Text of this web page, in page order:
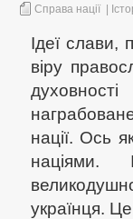
Справа нації
Ідеї слави,
віру
нації. Ось
націями.
українця.